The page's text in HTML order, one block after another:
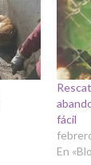
fácil
En